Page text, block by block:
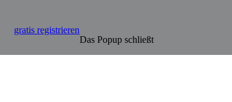
gratis registrieren
Das Popup schließt